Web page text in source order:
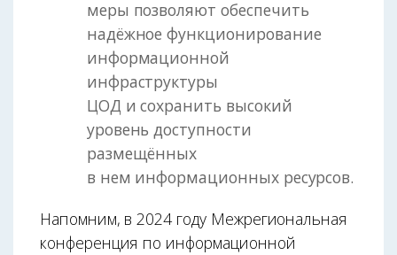
меры позволяют обеспечить
надёжное функционирование
информационной
инфраструктуры
ЦОД и сохранить высокий
уровень доступности
размещённых
в нем информационных ресурсов.
Напомним, в 2024 году Межрегиональная
конференция по информационной